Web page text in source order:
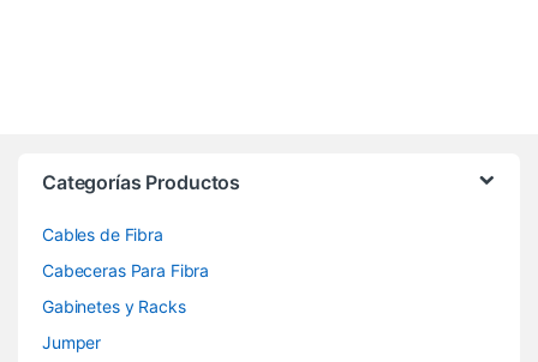
Categorías Productos
Cables de Fibra
Cabeceras Para Fibra
Gabinetes y Racks
Jumper